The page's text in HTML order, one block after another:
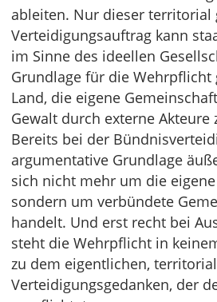
ableiten. Nur dieser territorial
Verteidigungsauftrag kann
im Sinne des ideellen
Grundlage für die Wehrpflicht
Land, die eigene
Gewalt durch externe Akteure
Bereits bei der
argumentative Grundlage
sich nicht mehr um die
sondern um verbündete
handelt. Und erst recht bei
steht die Wehrpflicht in
zu dem eigentlichen,
Verteidigungsgedanken, der